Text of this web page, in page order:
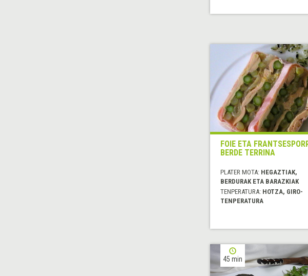
FOIE ETA
BERDE TERRINA
PLATER MOTA: HEGAZTIAK,
BERDURAK ETA BARAZKIAK
TENPERATURA: HOTZA, GIRO-
TENPERATURA
45 min